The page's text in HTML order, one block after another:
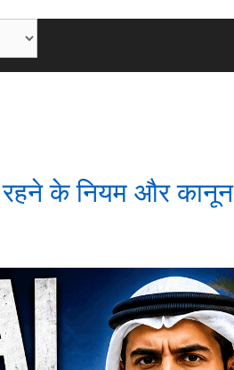
के नियम और कानून